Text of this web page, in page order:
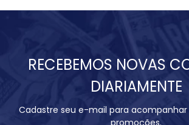
RECEBEMOS NOVAS
DIARIAMENTE
Cadastre seu e-mail para acompanhar
promoções.